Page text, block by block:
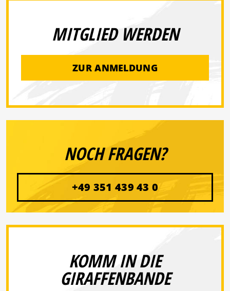
MITGLIED WERDEN
ZUR ANMELDUNG
NOCH FRAGEN?
+49 351 439 43 0
KOMM IN DIE
GIRAFFENBANDE